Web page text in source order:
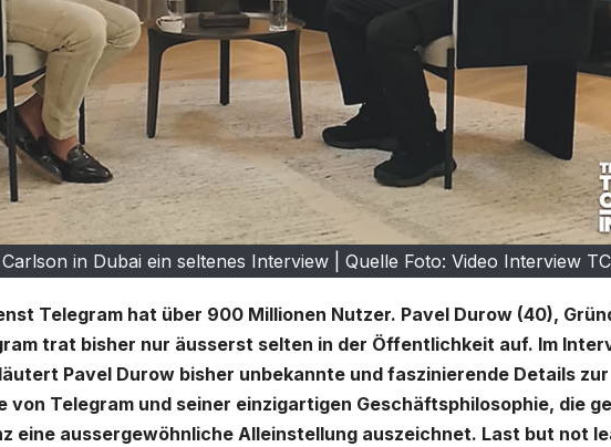
in Dubai ein seltenes Interview | Quelle Foto: Video Interview
Telegram hat über 900 Millionen Nutzer. Pavel Durow (40),
trat bisher nur äusserst selten in der Öffentlichkeit auf. Im
Pavel Durow bisher unbekannte und faszinierende Details zur
von Telegram und seiner einzigartigen Geschäftsphilosophie, die
eine aussergewöhnliche Alleinstellung auszeichnet. Last but not